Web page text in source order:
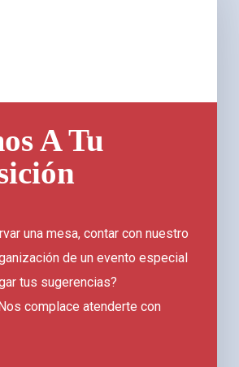
A Tu
una mesa, contar con nuestro
de un evento especial
tus sugerencias?
complace atenderte con